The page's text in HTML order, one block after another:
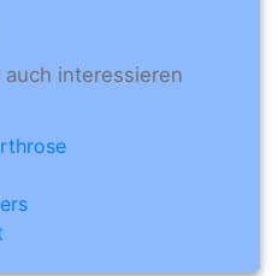
interessieren